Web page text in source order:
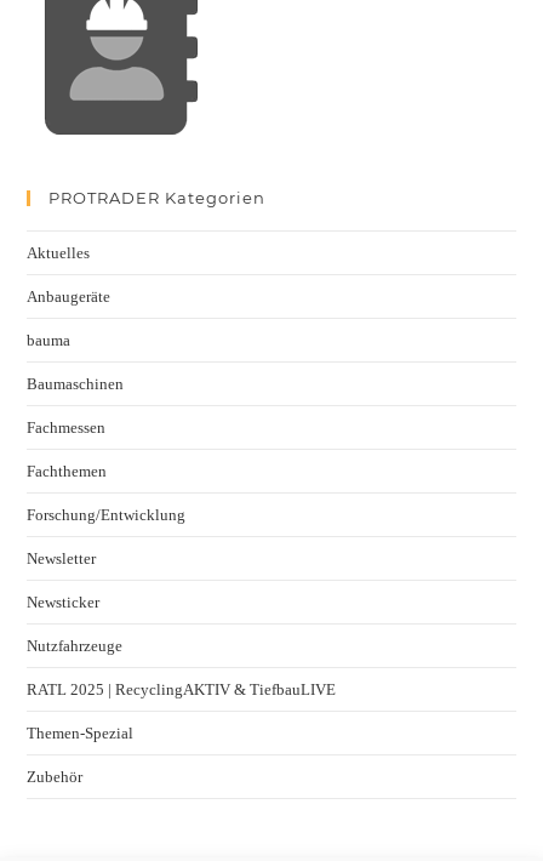
PROTRADER Kategorien
Aktuelles
Anbaugeräte
bauma
Baumaschinen
Fachmessen
Fachthemen
Forschung/Entwicklung
Newsletter
Newsticker
Nutzfahrzeuge
RATL 2025 | RecyclingAKTIV & TiefbauLIVE
Themen-Spezial
Zubehör